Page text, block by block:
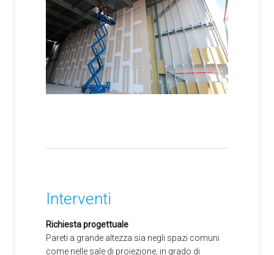
Interventi
Richiesta progettuale
Pareti a grande altezza sia negli spazi comuni
come nelle sale di proiezione, in grado di